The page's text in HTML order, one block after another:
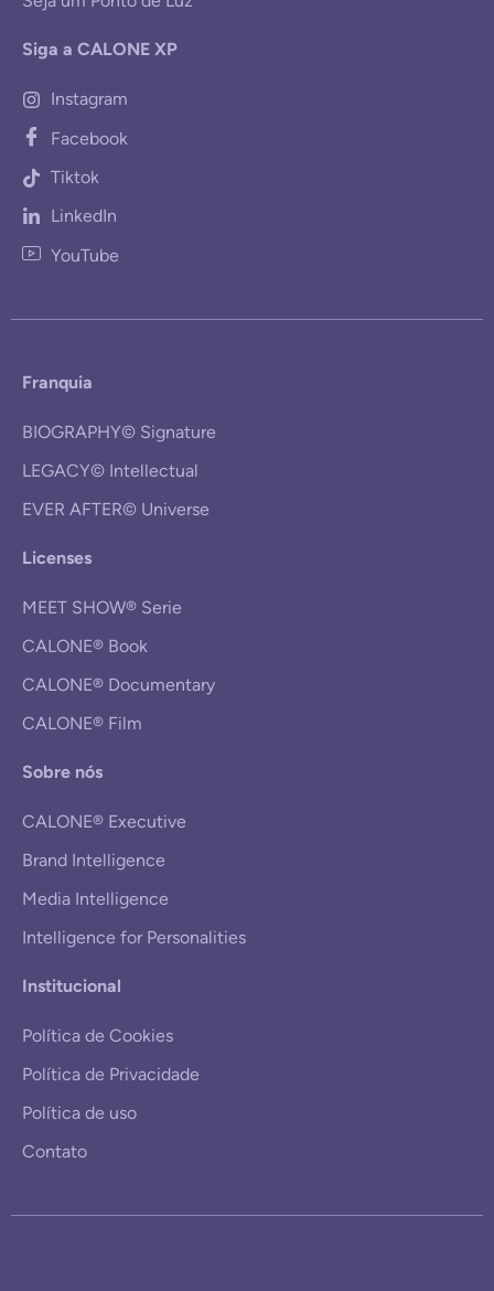
Siga a CALONE XP
Instagram
Facebook
Tiktok
LinkedIn
YouTube
Franquia
BIOGRAPHY© Signature
LEGACY© Intellectual
EVER AFTER© Universe
Licenses
MEET SHOW® Serie
CALONE® Book
CALONE® Documentary
CALONE® Film
Sobre nós
CALONE® Executive
Brand Intelligence
Media Intelligence
Intelligence for Personalities
Institucional
Política de Cookies
Política de Privacidade
Política de uso
Contato